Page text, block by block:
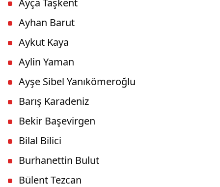
Ayhan Barut
Aykut Kaya
Aylin Yaman
Ayşe Sibel Yanıkömeroğlu
Barış Karadeniz
Bekir Başevirgen
Bilal Bilici
Burhanettin Bulut
Bülent Tezcan